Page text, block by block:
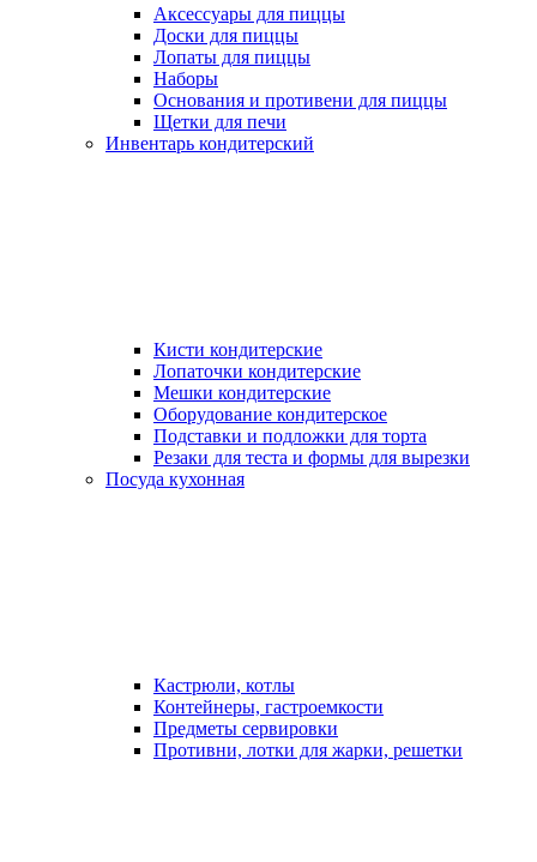
Аксессуары для пиццы
Доски для пиццы
Лопаты для пиццы
Наборы
Основания и противени для пиццы
Щетки для печи
Инвентарь кондитерский
Кисти кондитерские
Лопаточки кондитерские
Мешки кондитерские
Оборудование кондитерское
Подставки и подложки для торта
Резаки для теста и формы для вырезки
Посуда кухонная
Кастрюли, котлы
Контейнеры, гастроемкости
Предметы сервировки
Противни, лотки для жарки, решетки